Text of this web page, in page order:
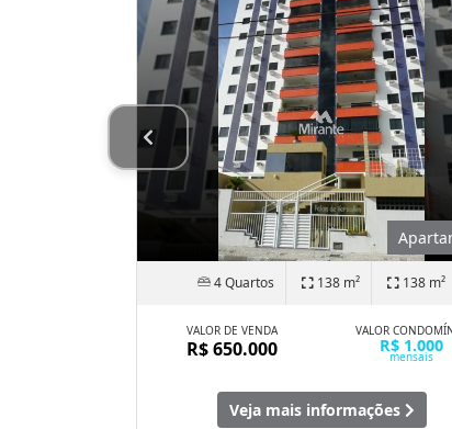
4 Quartos 138 m² 138 m²
VALOR DE VENDA
R$ 650.000
VALOR
R$ 1.000
mensais
Veja mais informações